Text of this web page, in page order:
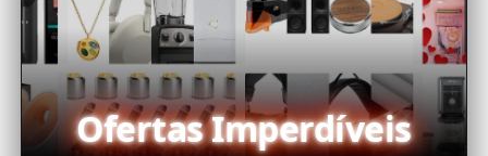
Ofertas Imperdíveis